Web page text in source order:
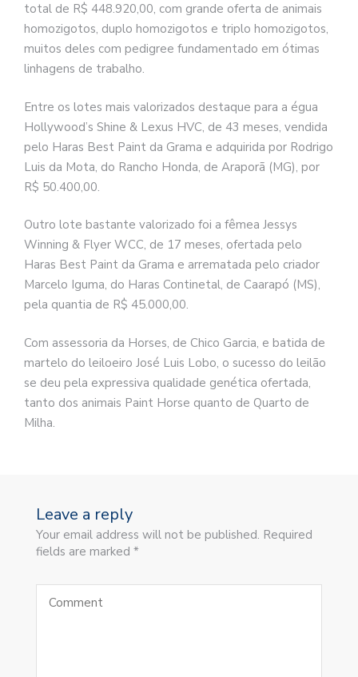
total de R$ 448.920,00, com grande oferta de animais
homozigotos, duplo homozigotos e triplo homozigotos,
muitos deles com pedigree fundamentado em ótimas
linhagens de trabalho.
Entre os lotes mais valorizados destaque para a égua
Hollywood’s Shine & Lexus HVC, de 43 meses, vendida
pelo Haras Best Paint da Grama e adquirida por Rodrigo
Luis da Mota, do Rancho Honda, de Araporã (MG), por
R$ 50.400,00.
Outro lote bastante valorizado foi a fêmea Jessys
Winning & Flyer WCC, de 17 meses, ofertada pelo
Haras Best Paint da Grama e arrematada pelo criador
Marcelo Iguma, do Haras Continetal, de Caarapó (MS),
pela quantia de R$ 45.000,00.
Com assessoria da Horses, de Chico Garcia, e batida de
martelo do leiloeiro José Luis Lobo, o sucesso do leilão
se deu pela expressiva qualidade genética ofertada,
tanto dos animais Paint Horse quanto de Quarto de
Milha.
Leave a reply
Your email address will not be published. Required
fields are marked *